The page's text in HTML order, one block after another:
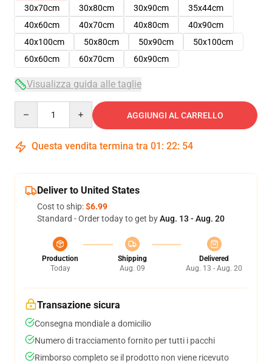
30x70cm
30x80cm 30x90cm
35x44cm
40x60cm
40x70cm 40x80cm
40x90cm
40x100cm
50x80cm 50x90cm
50x100cm
60x60cm
60x70cm 60x90cm
Visualizza guida alle taglie
AGGIUNGI AL CARRELLO
Questa vendita termina tra 01 : 22: 54
Deliver to United States
Cost to ship:$6.99
Standard - Order today to get byAug. 13 - Aug. 20
Production
Today
Shipping
Aug. 09
Delivered
Aug. 13 - Aug. 20
Transazione sicura
Consegna mondiale a domicilio
Numero di tracciamento fornito per tutti i pacchi
Rimborso completo se il prodotto non viene ricevuto